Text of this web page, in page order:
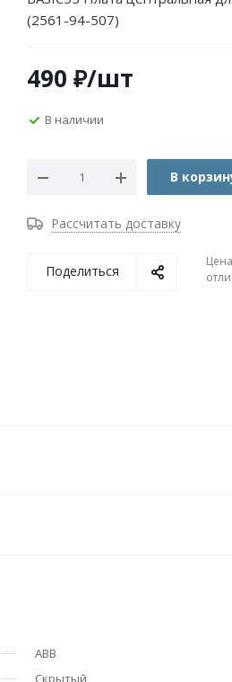
(2561-94-507)
490 ₽/шт
В наличии
В
Рассчитать доставку
Поделиться
ABB
Скрытый